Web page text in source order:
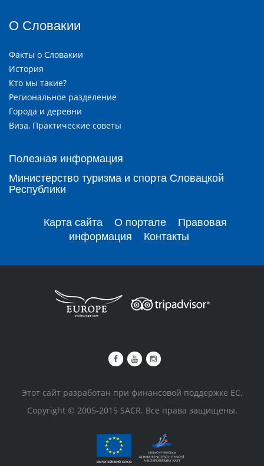
О Словакии
Факты о Словакии
История
Кто мы такие?
Региональное разделение
Города и деревни
Виза, Практические советы
Полезная информация
Министерство туризма и спорта Словацкой
Республики
Карта сайта О портале
Правовая
информация
Контакты
Этот сайт разработан при финансовой поддержке ЕС.
Copyright © 2005-2015 SACR. Все права защищены.